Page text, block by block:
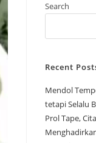
Search
Recent
Mendol
tetapi Selalu
Prol Tape,